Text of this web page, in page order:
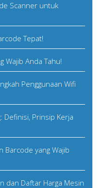
Scanner untuk
Tepat!
Wajib Anda Tahu!
Penggunaan Wifi
Definisi, Prinsip Kerja
Barcode yang Wajib
dan Daftar Harga Mesin